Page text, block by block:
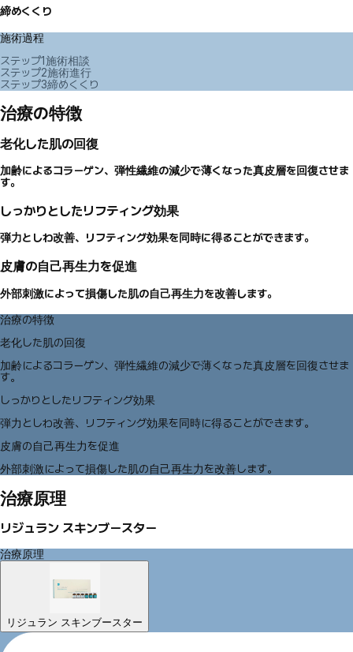
締めくくり
施術過程
ステップ1施術相談
ステップ2施術進行
ステップ3締めくくり
治療の特徴
老化した肌の回復
加齢によるコラーゲン、弾性繊維の減少で薄くなった真皮層を回復させま
す。
しっかりとしたリフティング効果
弾力としわ改善、リフティング効果を同時に得ることができます。
皮膚の自己再生力を促進
外部刺激によって損傷した肌の自己再生力を改善します。
治療の特徴
老化した肌の回復
加齢によるコラーゲン、弾性繊維の減少で薄くなった真皮層を回復させま
す。
しっかりとしたリフティング効果
弾力としわ改善、リフティング効果を同時に得ることができます。
皮膚の自己再生力を促進
外部刺激によって損傷した肌の自己再生力を改善します。
治療原理
リジュラン スキンブースター
治療原理
リジュラン スキンブースター